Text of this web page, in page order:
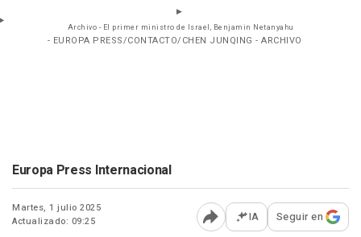
Archivo - El primer ministro de Israel, Benjamin Netanyahu
- EUROPA PRESS/CONTACTO/CHEN JUNQING - ARCHIVO
Europa Press Internacional
Martes, 1 julio 2025
Actualizado: 09:25
Abrir opciones para
IA Seguir en